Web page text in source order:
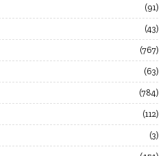
91
43
767
63
784
112
3